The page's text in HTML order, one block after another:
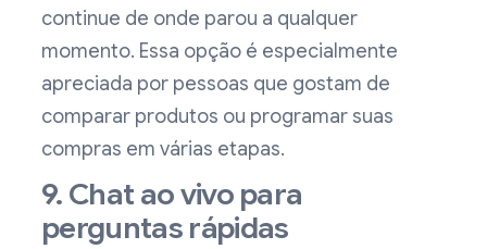
continue de onde parou a qualquer
momento. Essa opção é especialmente
apreciada por pessoas que gostam de
comparar produtos ou programar suas
compras em várias etapas.
9. Chat ao vivo para
perguntas rápidas